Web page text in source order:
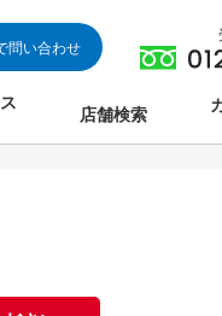
問い合わせ
店舗検索